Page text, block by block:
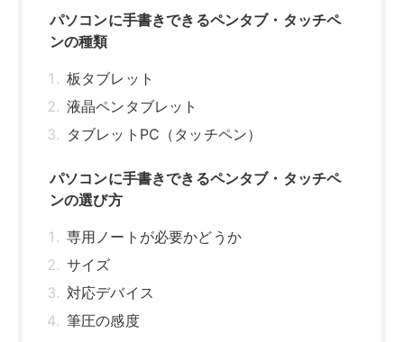
対応デバイス
マルチタッチ機能の有無
おすすめのパソコンに手書きできるペン
Wacom(ワコム) Intuos Medium ワイヤレ
ス
パソコンに手書きできるペンまとめ
関連記事はこちら